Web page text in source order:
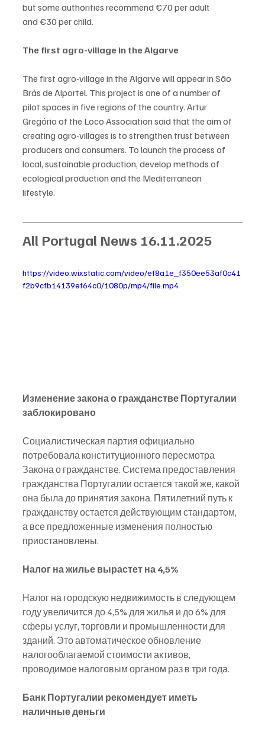
but some authorities recommend €70 per adult
and €30 per child.
The first agro-village in the Algarve
The first agro-village in the Algarve will appear in São
Brás de Alportel. This project is one of a number of
pilot spaces in five regions of the country. Artur
Gregório of the Loco Association said that the aim of
creating agro-villages is to strengthen trust between
producers and consumers. To launch the process of
local, sustainable production, develop methods of
ecological production and the Mediterranean
lifestyle.
All Portugal News 16.11.2025
https://video.wixstatic.com/video/ef8a1e_f350ee53af0c41
f2b9cfb14139ef64c0/1080p/mp4/file.mp4
Изменение закона о гражданстве Португалии
заблокировано
Социалистическая партия официально
потребовала конституционного пересмотра
Закона о гражданстве. Система предоставления
гражданства Португалии остается такой же, какой
она была до принятия закона. Пятилетний путь к
гражданству остается действующим стандартом,
а все предложенные изменения полностью
приостановлены.
Налог на жилье вырастет на 4,5%
Налог на городскую недвижимость в следующем
году увеличится до 4,5% для жилья и до 6% для
сферы услуг, торговли и промышленности для
зданий. Это автоматическое обновление
налогооблагаемой стоимости активов,
проводимое налоговым органом раз в три года.
Банк Португалии рекомендует иметь
наличные деньги